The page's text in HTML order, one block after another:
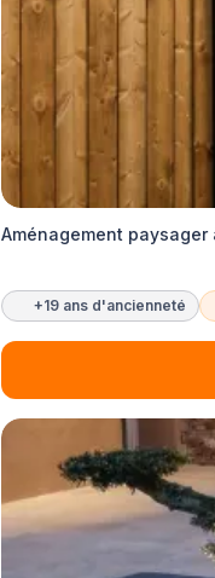
Aménagement
+19 ans d'ancienneté